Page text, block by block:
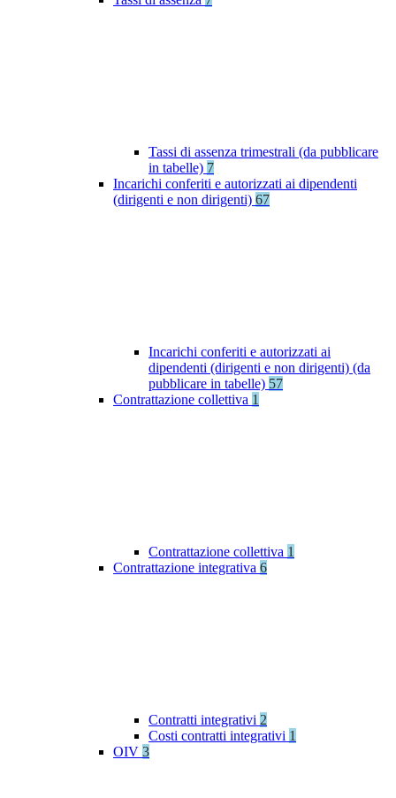
Tassi di assenza trimestrali (da pubblicare
in tabelle) 7
Incarichi conferiti e autorizzati ai dipendenti
(dirigenti e non dirigenti) 67
Incarichi conferiti e autorizzati ai
dipendenti (dirigenti e non dirigenti) (da
pubblicare in tabelle) 57
Contrattazione collettiva 1
Contrattazione collettiva 1
Contrattazione integrativa 6
Contratti integrativi 2
Costi contratti integrativi 1
OIV 3